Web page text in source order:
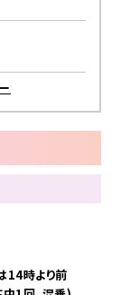
14時より前